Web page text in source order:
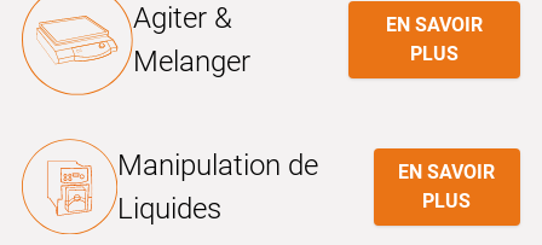
Agiter &
Melanger
EN SAVOIR
PLUS
Manipulation de
Liquides
EN SAVOIR
PLUS